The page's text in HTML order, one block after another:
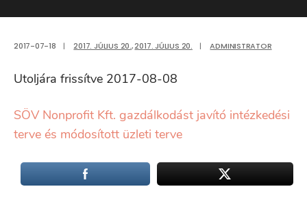
2017-07-18 | 2017. JÚLIUS 20.,2017. JÚLIUS 20. | ADMINISTRATOR
Utoljára frissítve 2017-08-08
SÖV Nonprofit Kft. gazdálkodást javító intézkedési
terve és módosított üzleti terve